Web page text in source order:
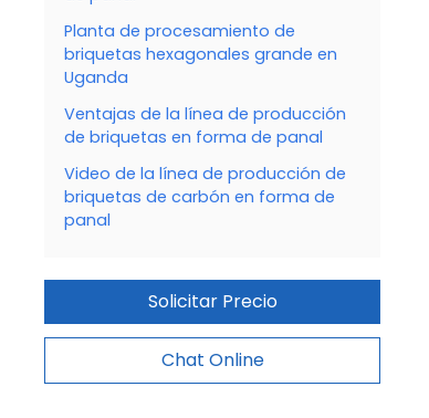
Planta de procesamiento de
briquetas hexagonales grande en
Uganda
Ventajas de la línea de producción
de briquetas en forma de panal
Video de la línea de producción de
briquetas de carbón en forma de
panal
Solicitar Precio
Chat Online